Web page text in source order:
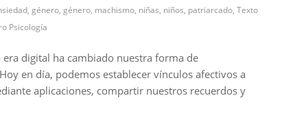
, género, género, machismo, niñas, niños, patriarcado, Texto
Psicología
digital ha cambiado nuestra forma de
en día, podemos establecer vínculos afectivos a
aplicaciones, compartir nuestros recuerdos y